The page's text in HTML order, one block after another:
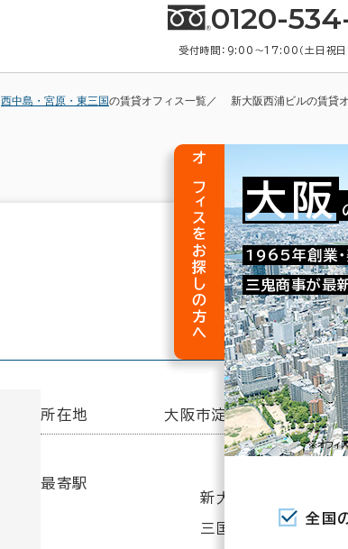
0120-
受付時間：9:00〜17:00（土日祝日
西中島・宮原・東三国の賃貸オフィス一覧 新大阪西浦ビルの賃貸
お
所在地 大阪市淀川区西宮原2-
最寄駅
新大阪駅(地下鉄御
三国駅(阪急宝塚本
オフィスをお探しの方へ 大阪
1965年創業
三鬼商事が最
※オフィ
全国